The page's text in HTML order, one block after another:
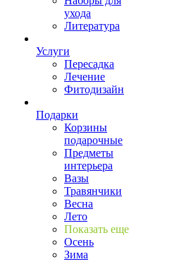
ухода
Литература
Услуги
Пересадка
Лечение
Фитодизайн
Подарки
Корзины
подарочные
Предметы
интерьера
Вазы
Травянчики
Весна
Лето
Показать еще
Осень
Зима